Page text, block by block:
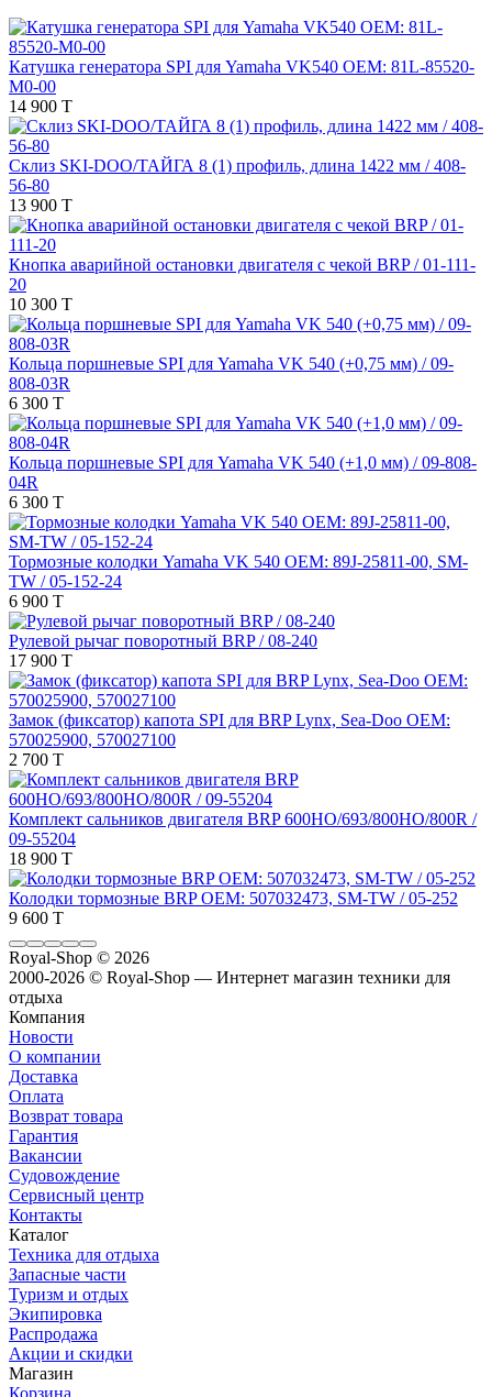
Катушка генератора SPI для Yamaha VK540 OEM: 81L-85520-
M0-00
14 900 T
Склиз SKI-DOO/ТАЙГА 8 (1) профиль, длина 1422 мм / 408-
56-80
13 900 T
Кнопка аварийной остановки двигателя с чекой BRP / 01-111-
20
10 300 T
Кольца поршневые SPI для Yamaha VK 540 (+0,75 мм) / 09-
808-03R
6 300 T
Кольца поршневые SPI для Yamaha VK 540 (+1,0 мм) / 09-808-
04R
6 300 T
Тормозные колодки Yamaha VK 540 OEM: 89J-25811-00, SM-
TW / 05-152-24
6 900 T
Рулевой рычаг поворотный BRP / 08-240
17 900 T
Замок (фиксатор) капота SPI для BRP Lynx, Sea-Doo OEM:
570025900, 570027100
2 700 T
Комплект сальников двигателя BRP 600HO/693/800HO/800R /
09-55204
18 900 T
Колодки тормозные BRP OEM: 507032473, SM-TW / 05-252
9 600 T
Royal-Shop © 2026
2000-2026 © Royal-Shop — Интернет магазин техники для
отдыха
Компания
Новости
О компании
Доставка
Оплата
Возврат товара
Гарантия
Вакансии
Судовождение
Сервисный центр
Контакты
Каталог
Техника для отдыха
Запасные части
Туризм и отдых
Экипировка
Распродажа
Акции и скидки
Магазин